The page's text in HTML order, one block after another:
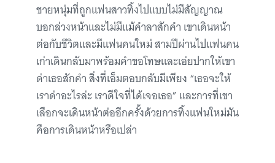
ชายหนุ่มที่ถูกแฟนสาวทิ้งไปแบบไม่มีสัญญาณ
บอกล่วงหน้าและไม่มีแม้คำลาสักคำ เขาเดินหน้า
ต่อกับชีวิตและมีแฟนคนใหม่ สามปีผ่านไปแฟนคน
เก่าเดินกลับมาพร้อมคำขอโทษและเอ่ยปากให้เขา
ด่าเธอสักคำ สิ่งที่เอ็มตอบกลับมีเพียง “เธอจะให้
เราด่าอะไรล่ะ เราดีใจที่ได้เจอเธอ” และการที่เขา
เลือกจะเดินหน้าต่ออีกครั้งด้วยการทิ้งแฟนใหม่มัน
คือการเดินหน้าหรือเปล่า